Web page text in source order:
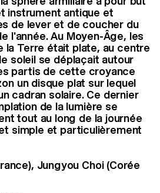
instrument antique et
de lever et de coucher du
l'année. Au Moyen-Âge, les
la Terre était plate, au centre
soleil se déplaçait autour
partis de cette croyance
un disque plat sur lequel
cadran solaire. Ce dernier
de la lumière se
tout au long de la journée
simple et particulièrement
Jungyou Choi (Corée